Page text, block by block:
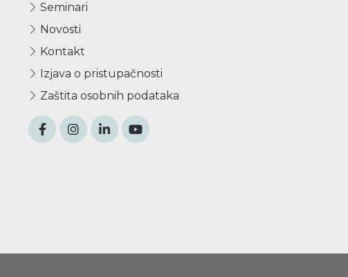
Seminari
Novosti
Kontakt
Izjava o pristupačnosti
Zaštita osobnih podataka